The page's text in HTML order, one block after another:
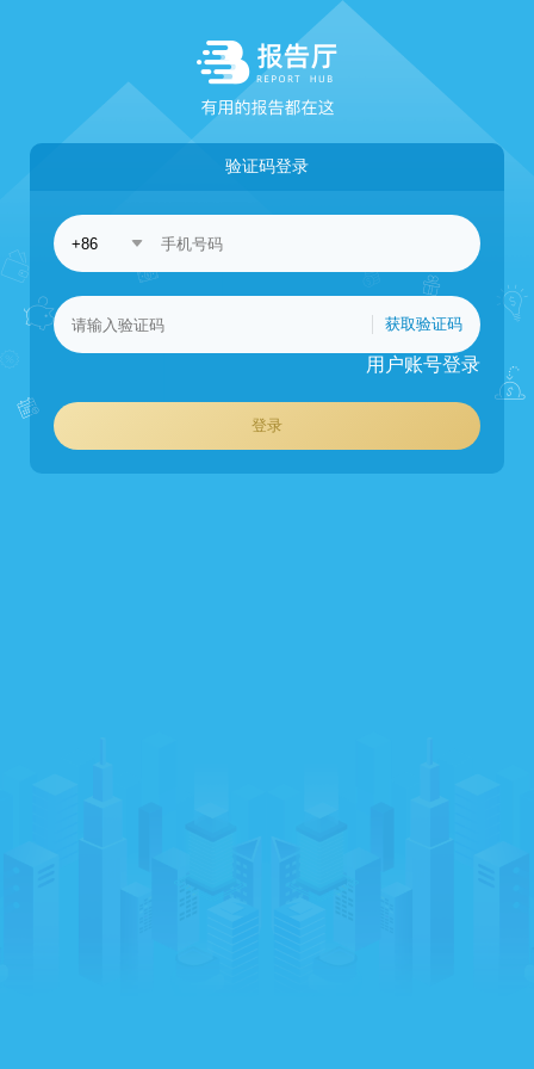
验证码登录
获取验证码
用户账号登录
登录